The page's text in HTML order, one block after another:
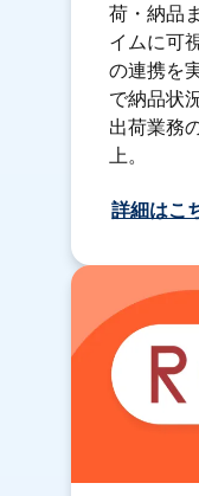
荷・納品
イムに可
の連携を
で納品状
出荷業務
上。
詳細はこ